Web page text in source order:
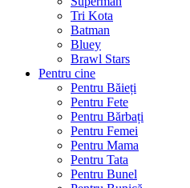
Tri Kota
Batman
Bluey
Brawl Stars
Pentru cine
Pentru Băieți
Pentru Fete
Pentru Bărbați
Pentru Femei
Pentru Mama
Pentru Tata
Pentru Bunel